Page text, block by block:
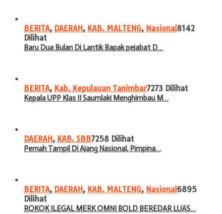
BERITA, DAERAH, KAB. MALTENG, Nasional 8142
Dilihat
Baru Dua Bulan Di Lantik Bapak pejabat D…
BERITA, Kab. Kepulauan Tanimbar7273 Dilihat
Kepala UPP Klas II Saumlaki Menghimbau M…
DAERAH, KAB. SBB7258 Dilihat
Pernah Tampil Di Ajang Nasional, Pimpina…
BERITA, DAERAH, KAB. MALTENG, Nasional 6895
Dilihat
ROKOK ILEGAL MERK OMNI BOLD BEREDAR LUAS…